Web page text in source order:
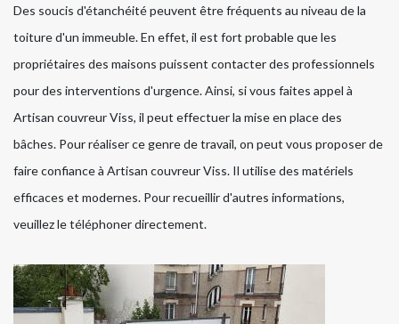
Des soucis d'étanchéité peuvent être fréquents au niveau de la
toiture d'un immeuble. En effet, il est fort probable que les
propriétaires des maisons puissent contacter des professionnels
pour des interventions d'urgence. Ainsi, si vous faites appel à
Artisan couvreur Viss, il peut effectuer la mise en place des
bâches. Pour réaliser ce genre de travail, on peut vous proposer de
faire confiance à Artisan couvreur Viss. Il utilise des matériels
efficaces et modernes. Pour recueillir d'autres informations,
veuillez le téléphoner directement.